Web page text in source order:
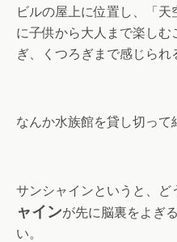
ビルの屋上に位置し、「
に子供から大人まで楽し
ぎ、くつろぎまで感じられ
なんか水族館を貸し切って
サンシャインというと、ど
ャインが先に脳裏をよぎ
い。